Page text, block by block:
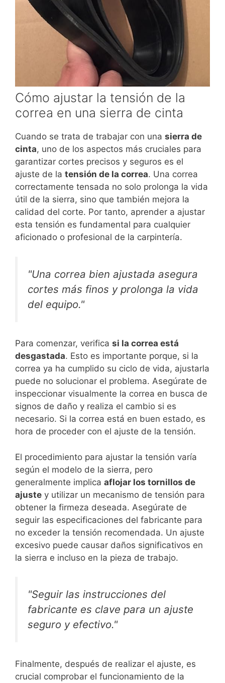
Cómo ajustar la tensión de la
correa en una sierra de cinta
Cuando se trata de trabajar con una sierra de
cinta, uno de los aspectos más cruciales para
garantizar cortes precisos y seguros es el
ajuste de la tensión de la correa. Una correa
correctamente tensada no solo prolonga la vida
útil de la sierra, sino que también mejora la
calidad del corte. Por tanto, aprender a ajustar
esta tensión es fundamental para cualquier
aficionado o profesional de la carpintería.
"Una correa bien ajustada asegura
cortes más finos y prolonga la vida
del equipo."
Para comenzar, verifica si la correa está
desgastada. Esto es importante porque, si la
correa ya ha cumplido su ciclo de vida, ajustarla
puede no solucionar el problema. Asegúrate de
inspeccionar visualmente la correa en busca de
signos de daño y realiza el cambio si es
necesario. Si la correa está en buen estado, es
hora de proceder con el ajuste de la tensión.
El procedimiento para ajustar la tensión varía
según el modelo de la sierra, pero
generalmente implica aflojar los tornillos de
ajuste y utilizar un mecanismo de tensión para
obtener la firmeza deseada. Asegúrate de
seguir las especificaciones del fabricante para
no exceder la tensión recomendada. Un ajuste
excesivo puede causar daños significativos en
la sierra e incluso en la pieza de trabajo.
"Seguir las instrucciones del
fabricante es clave para un ajuste
seguro y efectivo."
Finalmente, después de realizar el ajuste, es
crucial comprobar el funcionamiento de la